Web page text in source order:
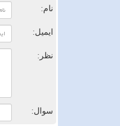
نام:
ایمیل:
نظر:
سوال: